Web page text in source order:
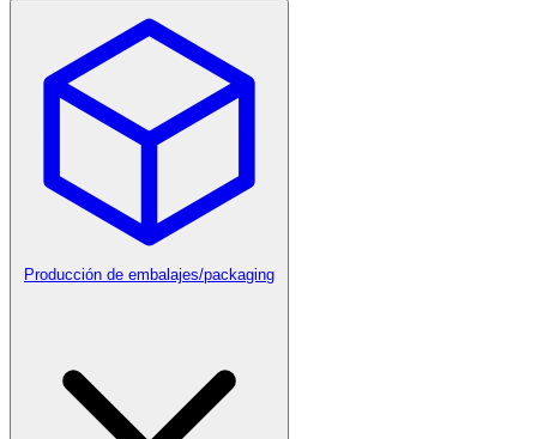
Producción de embalajes/packaging